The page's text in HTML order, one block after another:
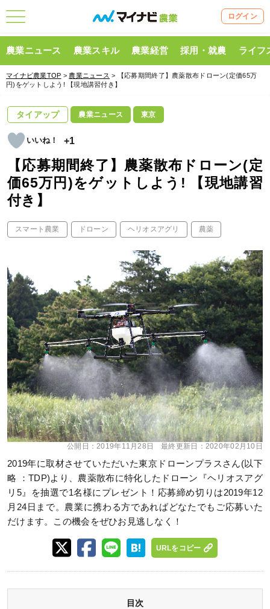
ログイン
農業ニュース 農業スキル 農業経営 採用・就農 ライフ
マイナビ農業TOP > 農業ニュース > 【応募期間終了】農薬散布ドローン(定価65万
円)をゲットしよう! 【現地講習付き】
タイアップ 農業ニュース 東京
+1
【応募期間終了】農薬散布ドローン(定
価65万円)をゲットしよう! 【現地講習
付き】
スマート農業 ドローン ヘリオスアグリ 農薬
公開日： 2019年11月28日 最終更新日： 2020年02月10日
2019年に取材させていただいた東京ドローンプラスさん(以下
略 ：TDP)より、農薬散布に特化したドローン『ヘリオスアグ
リ5』を抽選で1名様にプレゼント！応募締め切りは2019年12
月24日まで。農業に携わる方であればどなたでもご応募いた
だけます。この機会をぜひお見逃しなく！
URLをコピー
目次